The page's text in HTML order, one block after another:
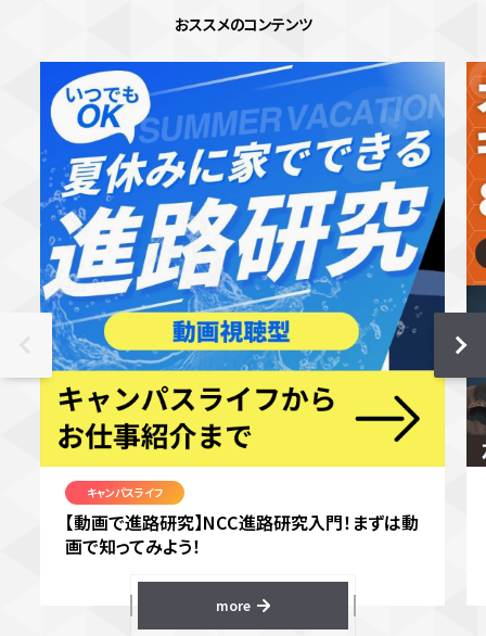
おススメのコンテンツ
キャンパスライフ
【動画で進路研究】NCC進路研究入門！まずは動
画で知ってみよう！
more